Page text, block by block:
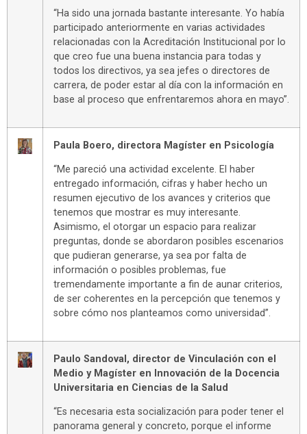
“Ha sido una jornada bastante interesante. Yo había
participado anteriormente en varias actividades
relacionadas con la Acreditación Institucional por lo
que creo fue una buena instancia para todas y
todos los directivos, ya sea jefes o directores de
carrera, de poder estar al día con la información en
base al proceso que enfrentaremos ahora en mayo”.
Paula Boero, directora Magíster en Psicología
“Me pareció una actividad excelente. El haber
entregado información, cifras y haber hecho un
resumen ejecutivo de los avances y criterios que
tenemos que mostrar es muy interesante.
Asimismo, el otorgar un espacio para realizar
preguntas, donde se abordaron posibles escenarios
que pudieran generarse, ya sea por falta de
información o posibles problemas, fue
tremendamente importante a fin de aunar criterios,
de ser coherentes en la percepción que tenemos y
sobre cómo nos planteamos como universidad”.
Paulo Sandoval, director de Vinculación con el
Medio y Magíster en Innovación de la Docencia
Universitaria en Ciencias de la Salud
“Es necesaria esta socialización para poder tener el
panorama general y concreto, porque el informe